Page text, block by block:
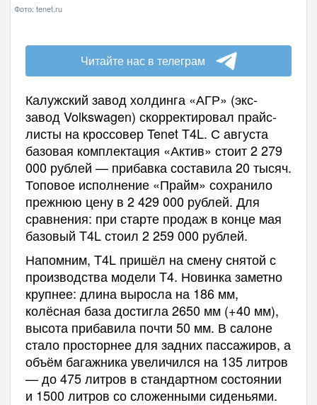
Фото: tenet.ru
Читайте нас в телеграм
Калужский завод холдинга «АГР» (экс-
завод Volkswagen) скорректировал прайс-
листы на кроссовер Tenet T4L. С августа
базовая комплектация «Актив» стоит 2 279
000 рублей — прибавка составила 20 тысяч.
Топовое исполнение «Прайм» сохранило
прежнюю цену в 2 429 000 рублей. Для
сравнения: при старте продаж в конце мая
базовый T4L стоил 2 259 000 рублей.
Напомним, T4L пришёл на смену снятой с
производства модели T4. Новинка заметно
крупнее: длина выросла на 186 мм,
колёсная база достигла 2650 мм (+40 мм),
высота прибавила почти 50 мм. В салоне
стало просторнее для задних пассажиров, а
объём багажника увеличился на 135 литров
— до 475 литров в стандартном состоянии
и 1500 литров со сложенными сиденьями.